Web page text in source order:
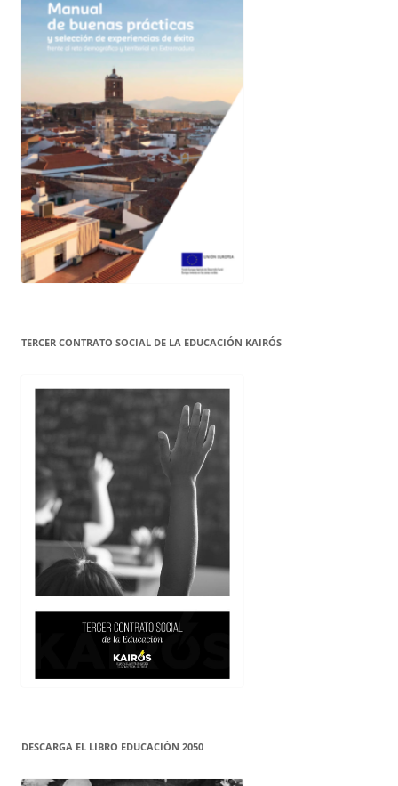
TERCER CONTRATO SOCIAL DE LA EDUCACIÓN KAIRÓS
DESCARGA EL LIBRO EDUCACIÓN 2050